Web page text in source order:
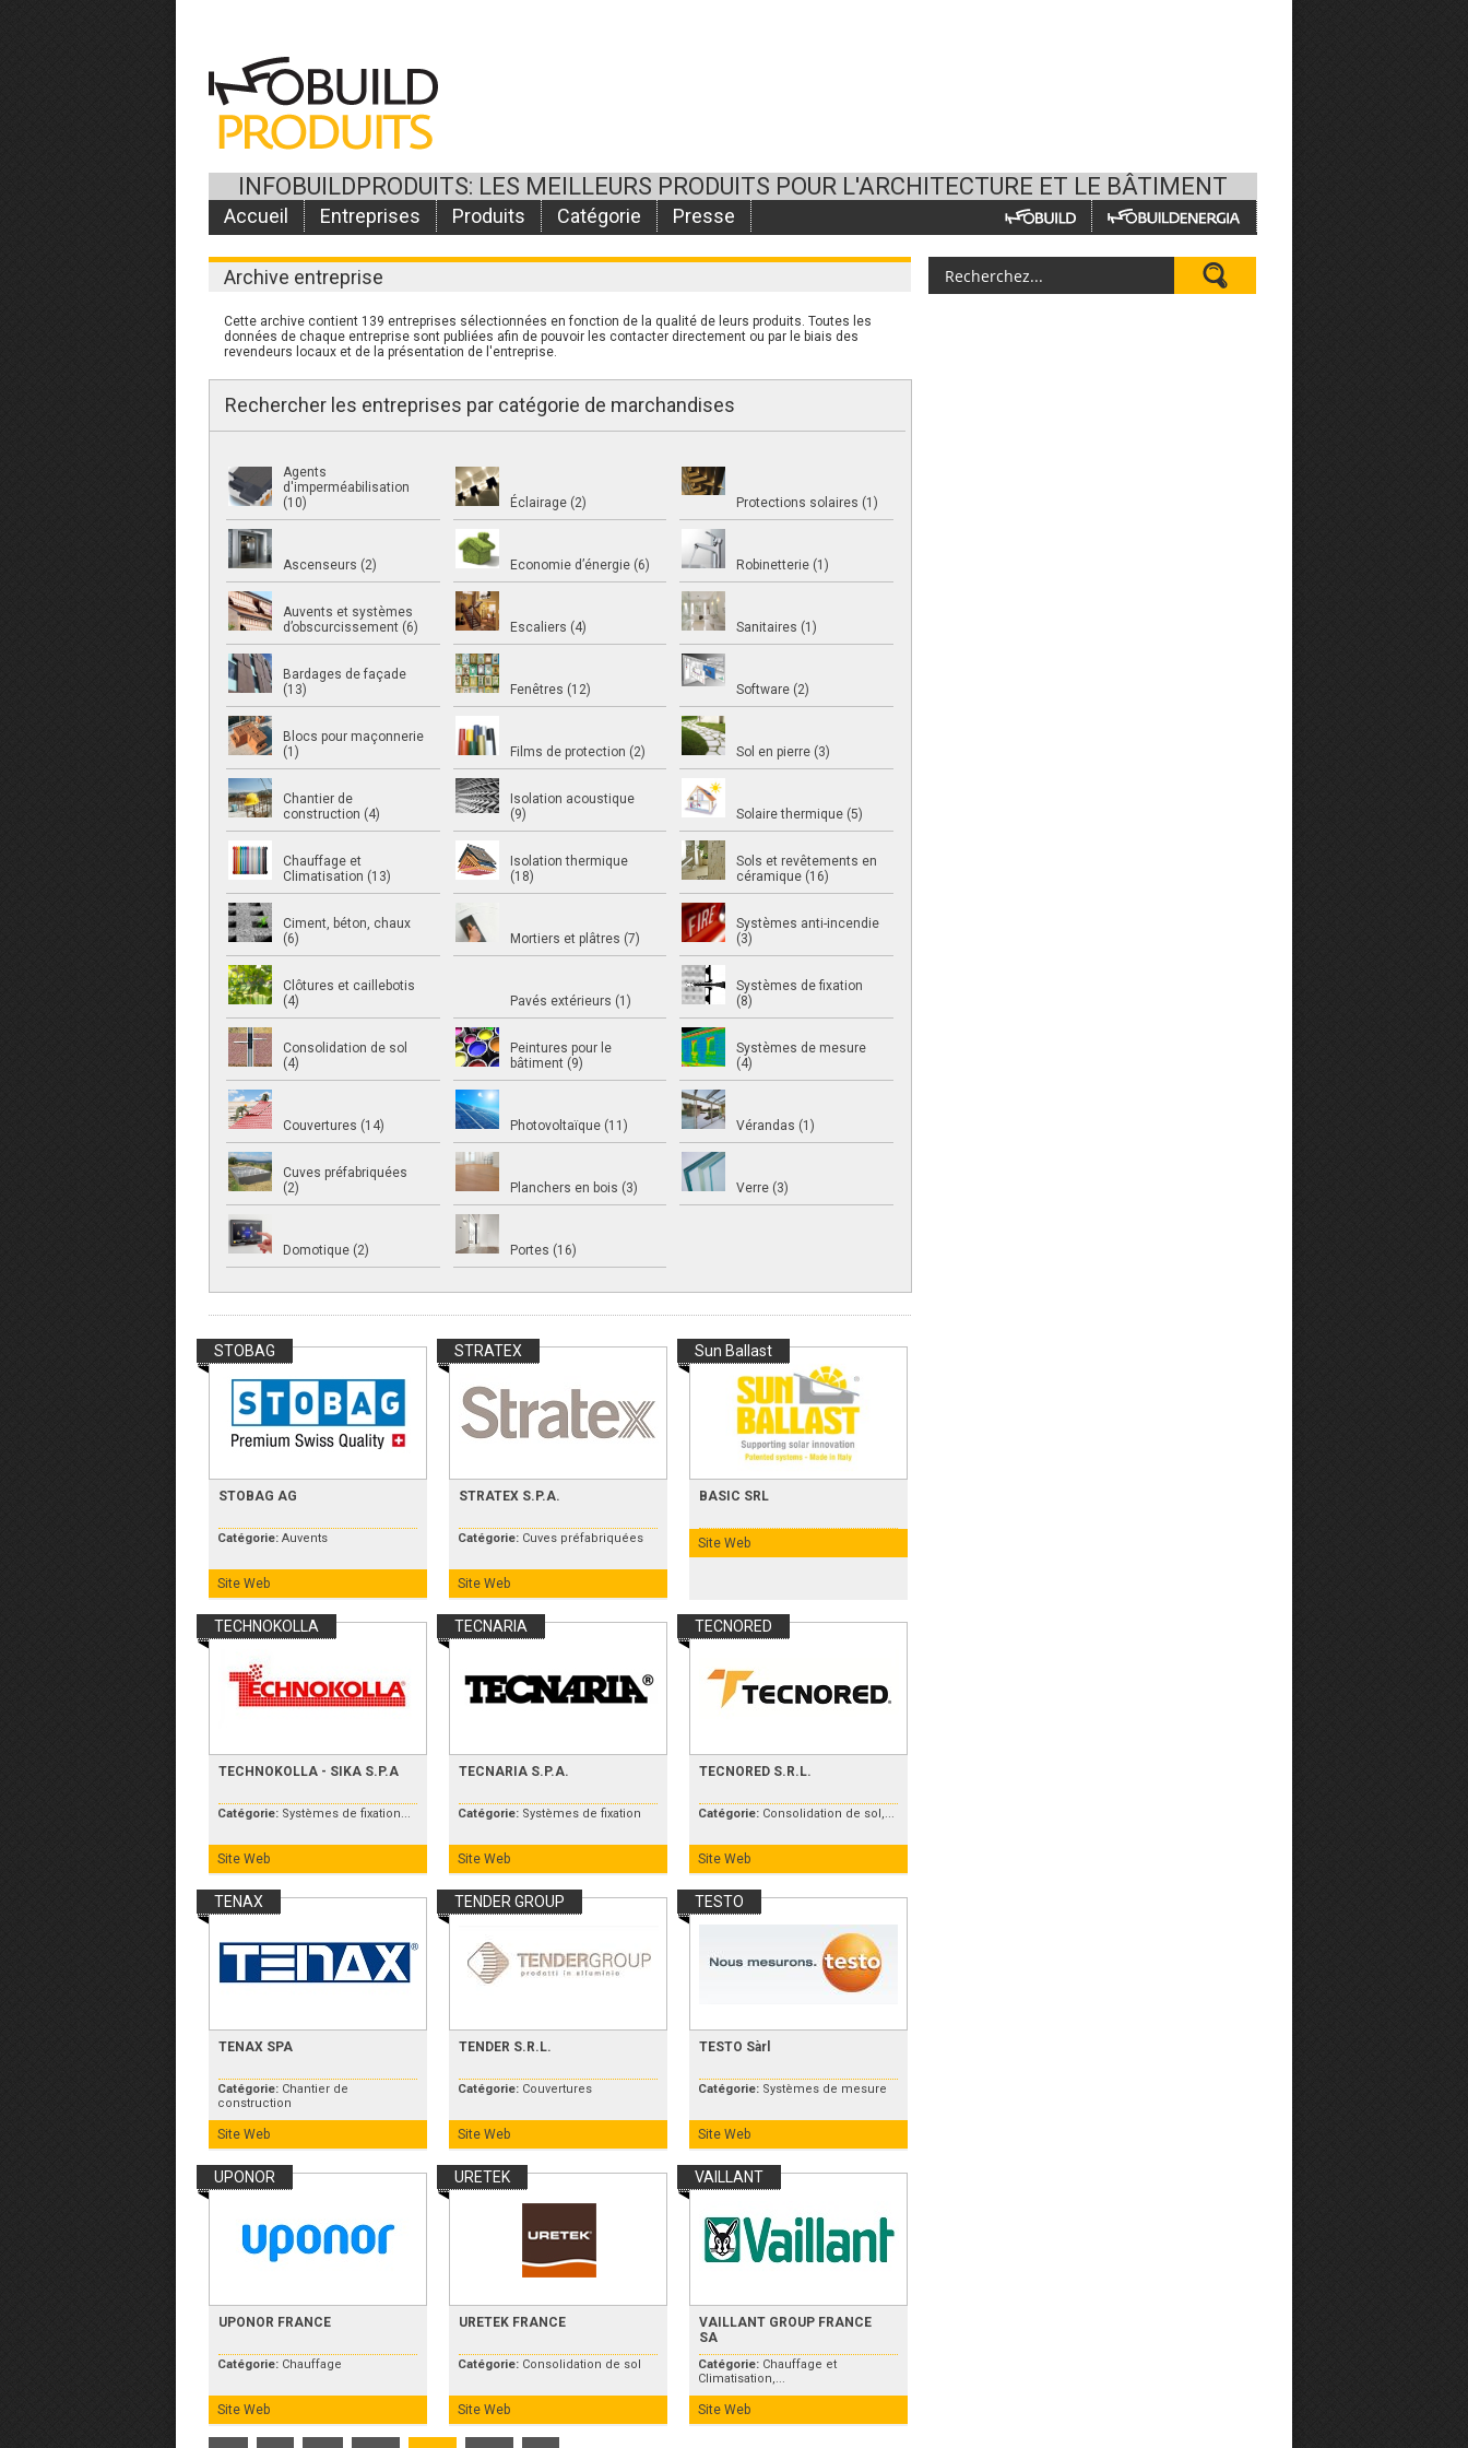
INFOBUILDPRODUITS: LES MEILLEURS PRODUITS POUR L'ARCHITECTURE ET LE BÂTIMENT
Accueil Entreprises Produits Catégorie Presse
Archive entreprise
Cette archive contient 139 entreprises sélectionnées en fonction de la qualité de leurs produits. Toutes les
données de chaque entreprise sont publiées afin de pouvoir les contacter directement ou par le biais des
revendeurs locaux et de la présentation de l'entreprise.
Rechercher les entreprises par catégorie de marchandises
Agents
d'imperméabilisation
(10)
Ascenseurs (2)
Auvents et systèmes
d’obscurcissement (6)
Bardages de façade
(13)
Blocs pour maçonnerie
(1)
Chantier de
construction (4)
Chauffage et
Climatisation (13)
Ciment, béton, chaux
(6)
Clôtures et caillebotis
(4)
Consolidation de sol
(4)
Couvertures (14)
Cuves préfabriquées
(2)
Domotique (2)
Éclairage (2)
Economie d’énergie (6)
Escaliers (4)
Fenêtres (12)
Films de protection (2)
Isolation acoustique
(9)
Isolation thermique
(18)
Mortiers et plâtres (7)
Pavés extérieurs (1)
Peintures pour le
bâtiment (9)
Photovoltaïque (11)
Planchers en bois (3)
Portes (16)
Protections solaires (1)
Robinetterie (1)
Sanitaires (1)
Software (2)
Sol en pierre (3)
Solaire thermique (5)
Sols et revêtements en
céramique (16)
Systèmes anti-incendie
(3)
Systèmes de fixation
(8)
Systèmes de mesure
(4)
Vérandas (1)
Verre (3)
STOBAG
STOBAG AG
Catégorie: Auvents
Site Web
STRATEX
STRATEX S.P.A.
Catégorie: Cuves préfabriquées
Site Web
Sun Ballast
BASIC SRL
Site Web
TECHNOKOLLA
TECHNOKOLLA - SIKA S.P.A
Catégorie: Systèmes de fixation...
Site Web
TECNARIA
TECNARIA S.P.A.
Catégorie: Systèmes de fixation
Site Web
TECNORED
TECNORED S.R.L.
Catégorie: Consolidation de sol,...
Site Web
TENAX
TENAX SPA
Catégorie: Chantier de
construction
Site Web
TENDER GROUP
TENDER S.R.L.
Catégorie: Couvertures
Site Web
TESTO
TESTO Sàrl
Catégorie: Systèmes de mesure
Site Web
UPONOR
UPONOR FRANCE
Catégorie: Chauffage
Site Web
URETEK
URETEK FRANCE
Catégorie: Consolidation de sol
Site Web
VAILLANT
VAILLANT GROUP FRANCE
SA
Catégorie: Chauffage et
Climatisation,...
Site Web